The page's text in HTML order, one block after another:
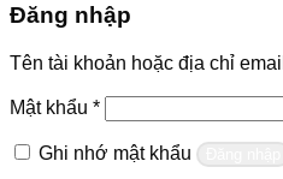
Đăng nhập
Tên tài khoản hoặc địa chỉ email
Mật khẩu *Bắt
buộc
Ghi nhớ mật khẩu